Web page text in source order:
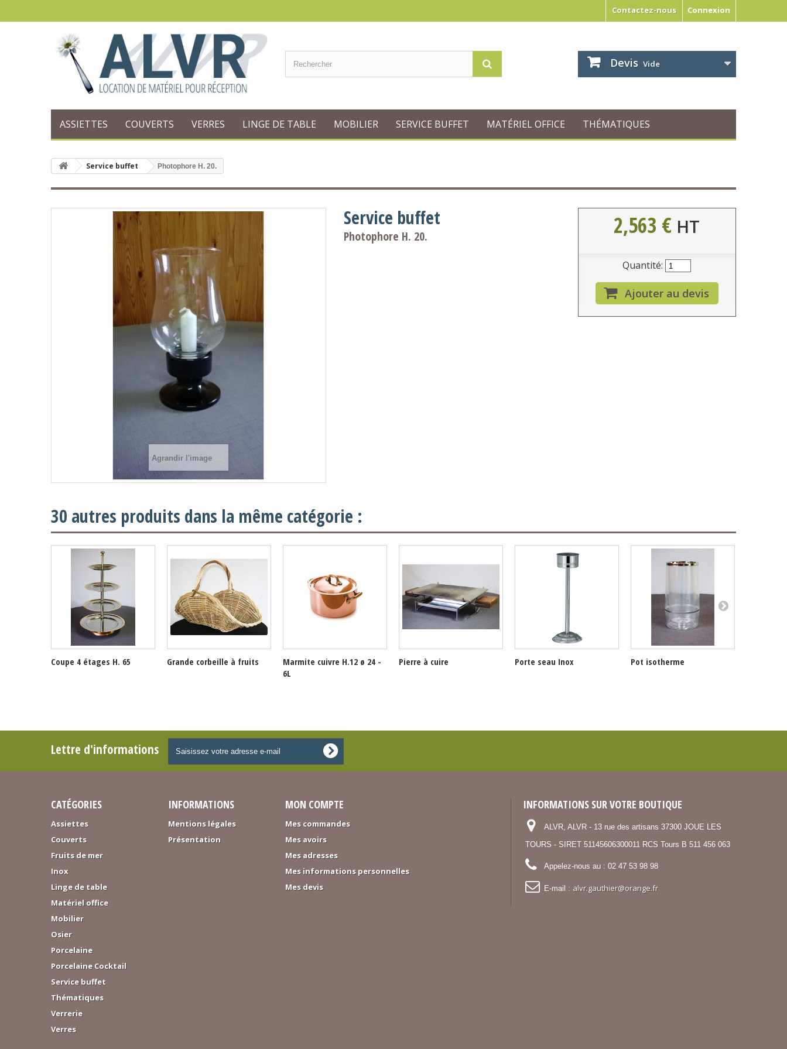
Connexion
Contactez-nous
Devis Vide
ASSIETTES COUVERTS VERRES LINGE DE TABLE MOBILIER SERVICE BUFFET MATÉRIEL OFFICE THÉMATIQUES
Service buffet Photophore H. 20.
Agrandir l'image
Service buffet
Photophore H. 20. 2,563 € HT
Quantité:
Ajouter au devis
30 autres produits dans la même catégorie :
Coupe 4 étages H. 65 Grande corbeille à fruits
Marmite cuivre H.12 ø 24 -
6L
Pierre à cuire Porte seau Inox Pot isotherme
Lettre d'informations
CATÉGORIES
Assiettes
Couverts
Fruits de mer
Inox
Linge de table
Matériel office
Mobilier
Osier
Porcelaine
Porcelaine Cocktail
Service buffet
Thématiques
Verrerie
Verres
INFORMATIONS
Mentions légales
Présentation
MON COMPTE
Mes commandes
Mes avoirs
Mes adresses
Mes informations personnelles
Mes devis
INFORMATIONS SUR VOTRE BOUTIQUE
ALVR, ALVR - 13 rue des artisans 37300 JOUE LES
TOURS - SIRET 51145606300011 RCS Tours B 511 456 063
Appelez-nous au : 02 47 53 98 98
E-mail : alvr.gauthier@orange.fr